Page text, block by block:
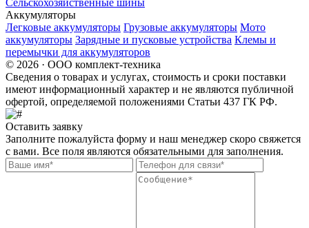
Аккумуляторы
Легковые аккумуляторы Грузовые аккумуляторы Мото
аккумуляторы Зарядные и пусковые устройства Клемы и
перемычки для аккумуляторов
© 2026 · ООО комплект-техника
Сведения о товарах и услугах, стоимость и сроки поставки
имеют информационный характер и не являются публичной
офертой, определяемой положениями Статьи 437 ГК РФ.
Оставить заявку
Заполните пожалуйста форму и наш менеджер скоро свяжется
с вами. Все поля являются обязательными для заполнения.